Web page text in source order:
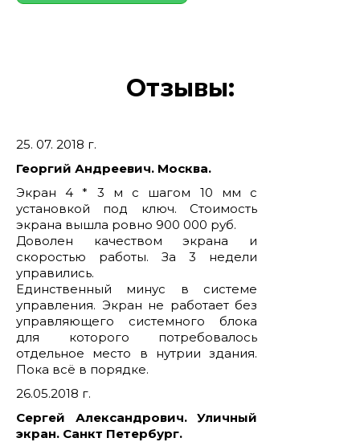
Отзывы:
25. 07. 2018 г.
Георгий Андреевич. Москва.
Экран 4 * 3 м с шагом 10 мм с
установкой под ключ. Стоимость
экрана вышла ровно 900 000 руб.
Доволен качеством экрана и
скоростью работы. За 3 недели
управились.
Единственный минус в системе
управления. Экран не работает без
управляющего системного блока
для которого потребовалось
отдельное место в нутрии здания.
Пока всё в порядке.
26.05.2018 г.
Сергей Александрович. Уличный
экран. Санкт Петербург.